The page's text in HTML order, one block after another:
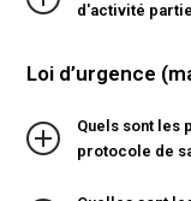
d'activité
Loi d’urgence
Quels sont les
protocole de